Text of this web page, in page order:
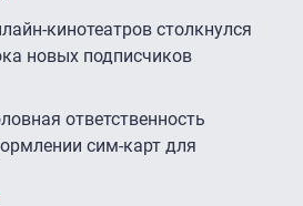
кинотеатров столкнулся
новых подписчиков
ответственность
сим-карт для